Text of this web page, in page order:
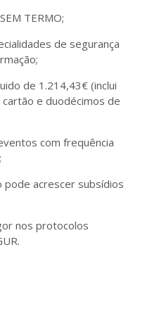
TERMO;
de segurança
de 1.214,43€ (inclui
e duodécimos de
com frequência
pode acrescer subsídios
nos protocolos